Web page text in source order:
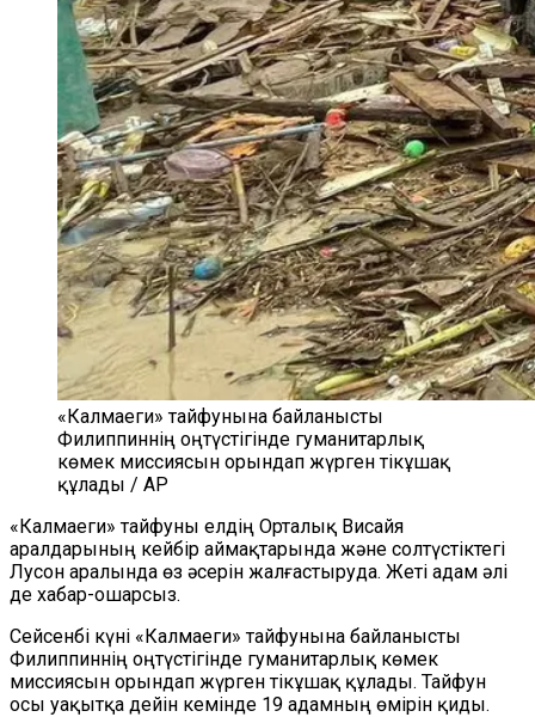
«Калмаеги» тайфунына байланысты
Филиппиннің оңтүстігінде гуманитарлық
көмек миссиясын орындап жүрген тікұшақ
құлады / AP
«Калмаеги» тайфуны елдің Орталық Висайя
аралдарының кейбір аймақтарында және солтүстіктегі
Лусон аралында өз әсерін жалғастыруда. Жеті адам әлі
де хабар-ошарсыз.
Сейсенбі күні «Калмаеги» тайфунына байланысты
Филиппиннің оңтүстігінде гуманитарлық көмек
миссиясын орындап жүрген тікұшақ құлады. Тайфун
осы уақытқа дейін кемінде 19 адамның өмірін қиды.